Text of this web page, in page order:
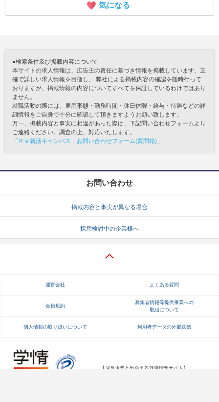
気になる
●検索条件及び掲載内容について
本サイトの求人情報は、広告主の責任に基づき情報を掲載しています。正
確で詳しい求人情報を目指し、 弊社による掲載内容の確認を随時行って
おりますが、掲載情報の内容についてすべてを保証しているわけではあり
ません。
就職活動の際には、雇用形態・勤務時間・休日休暇・給与・待遇などの詳
細情報をご自身で十分に確認して頂きますようお願い致します。
万一、掲載内容と事実に相違があった際は、下記問い合わせフォームより
ご連絡ください。調査の上、対応いたします。
「 Ｒｅ就活キャンパス お問い合わせフォーム(質問箱) 」
お問い合わせ
掲載内容と事実が異なる場合
採用検討中の企業様へ
運営会社 よくある質問
会員規約
募集者情報等提供事業への
取組について
個人情報の取り扱いについて 利用者データの外部送信
【成長企業と出会える就職情報サイト】